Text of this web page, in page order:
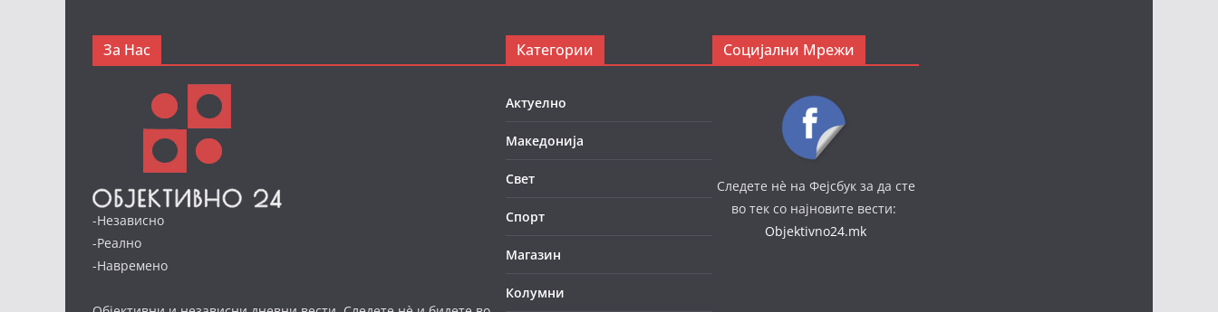
За Нас
-Независно
-Реално
-Навремено
Категории
Актуелно
Македонија
Свет
Спорт
Магазин
Колумни
Социјални Мрежи
Следете нè на Фејсбук за да сте
во тек со најновите вести:
Objektivno24.mk